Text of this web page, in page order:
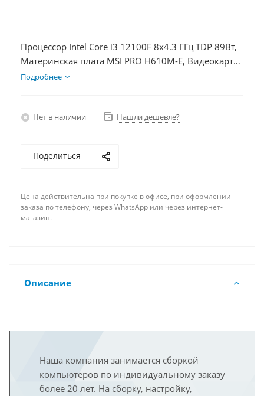
Процессор Intel Core i3 12100F 8x4.3 ГГц TDP 89Вт,
Материнская плата MSI PRO H610M-E, Видеокарта
RTX 4090 24Гб, Память DDR4 8Gb, Диски
Подробнее
Нет в наличии Нашли дешевле?
Поделиться
Цена действительна при покупке в офисе, при оформлении
заказа по телефону, через WhatsApp или через интернет-
магазин.
Описание
Наша компания занимается сборкой
компьютеров по индивидуальному заказу
более 20 лет. На сборку, настройку,